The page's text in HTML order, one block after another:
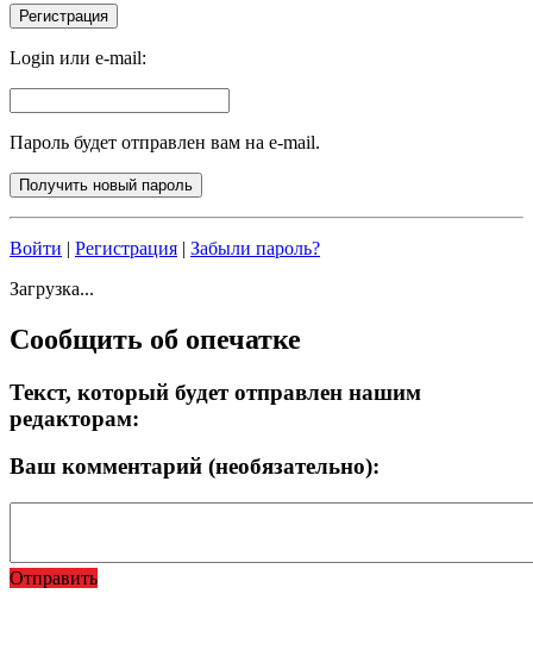
Login или e-mail:
Пароль будет отправлен вам на e-mail.
Войти | Регистрация | Забыли пароль?
Загрузка...
Сообщить об опечатке
Текст, который будет отправлен нашим
редакторам:
Ваш комментарий (необязательно):
Отправить